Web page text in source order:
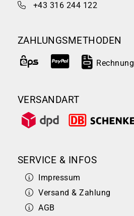
+43 316 244 122
ZAHLUNGSMETHODEN
Rechnung
VERSANDART
SERVICE & INFOS
Impressum
Versand & Zahlung
AGB